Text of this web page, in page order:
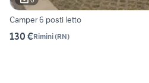
Camper 6 posti letto
130 €Rimini(RN)